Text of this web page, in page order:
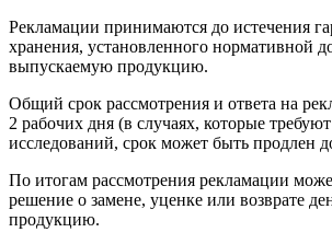
Рекламации принимаются до истечения
хранения, установленного нормативной
выпускаемую продукцию.
Общий срок рассмотрения и ответа на
2 рабочих дня (в случаях, которые
исследований, срок может быть продлен
По итогам рассмотрения рекламации
решение о замене, уценке или возврате
продукцию.